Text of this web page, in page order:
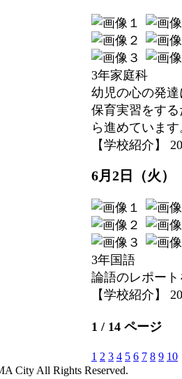
3年家庭科
幼児の心の発
保育実習をす
ら進めています
【学校紹介】
6月2日（火
3年国語
論語のレポー
【学校紹介】
1 / 14 ページ
1 2 3 4 5 6 7 8 9 10
City All Rights Reserved.